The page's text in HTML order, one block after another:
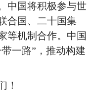
中国将积极参与世
合国、二十国集
等机制合作。中国
一路”，推动构建
！